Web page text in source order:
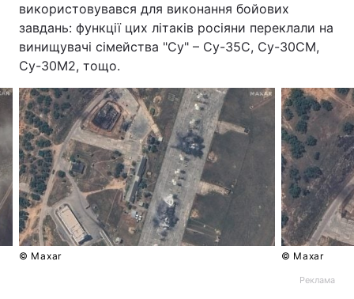
використовувався для виконання бойових
завдань: функції цих літаків росіяни переклали на
винищувачі сімейства "‎Су"‎ – Су-35С, Су-30СМ,
Су-30М2, тощо.
© Maxar © Maxar
Реклама